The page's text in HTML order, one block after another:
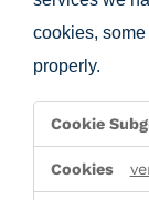
cookies,
properly.
Cookies